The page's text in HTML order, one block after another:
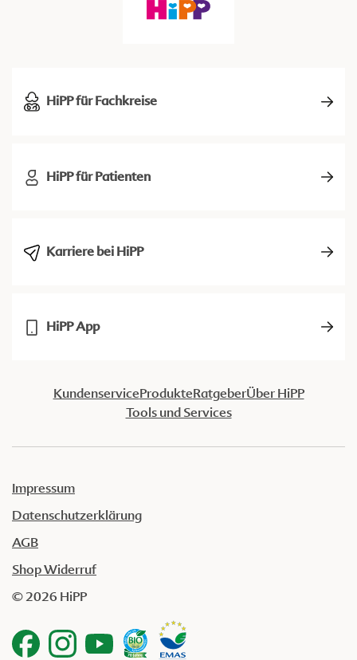
HiPP für Fachkreise
HiPP für Patienten
Karriere bei HiPP
HiPP App
KundenserviceProdukteRatgeberÜber HiPP
Tools und Services
Impressum
Datenschutzerklärung
AGB
Shop Widerruf
© 2026 HiPP